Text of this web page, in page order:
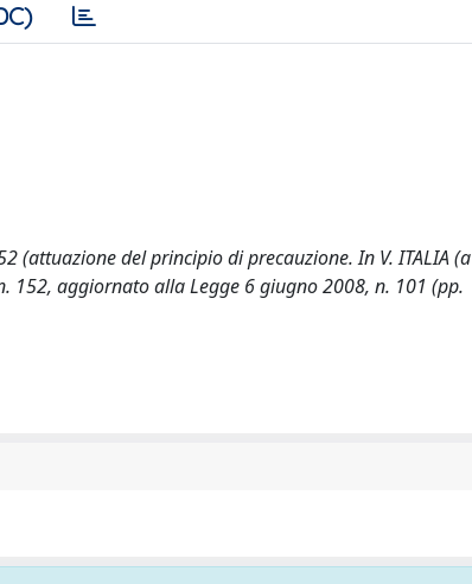
(attuazione del principio di precauzione. In V. ITALIA (a
152, aggiornato alla Legge 6 giugno 2008, n. 101 (pp.